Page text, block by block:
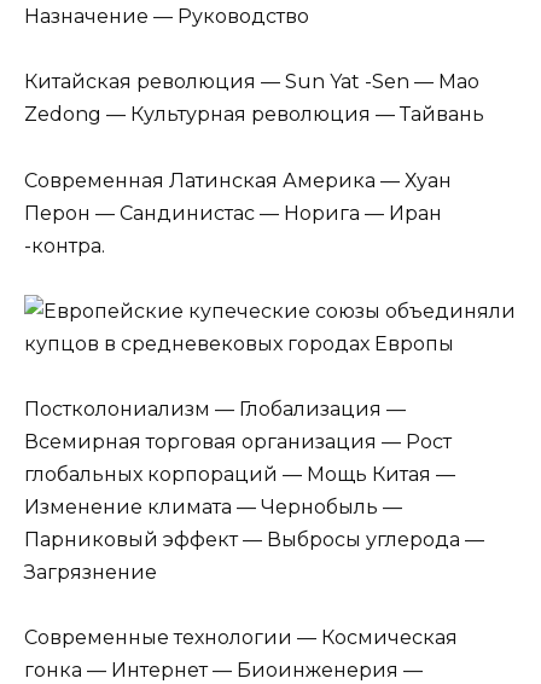
Назначение — Руководство
Китайская революция — Sun Yat -Sen — Mao
Zedong — Культурная революция — Тайвань
Современная Латинская Америка — Хуан
Перон — Сандинистас — Норига — Иран
-контра.
Постколониализм — Глобализация —
Всемирная торговая организация — Рост
глобальных корпораций — Мощь Китая —
Изменение климата — Чернобыль —
Парниковый эффект — Выбросы углерода —
Загрязнение
Современные технологии — Космическая
гонка — Интернет — Биоинженерия —